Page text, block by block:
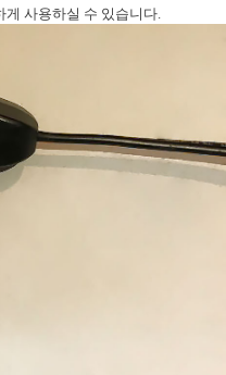
게 사용하실 수 있습니다.